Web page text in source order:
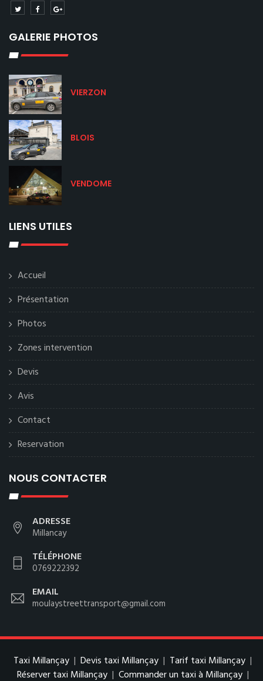
GALERIE PHOTOS
VIERZON
BLOIS
VENDOME
LIENS UTILES
Accueil
Présentation
Photos
Zones intervention
Devis
Avis
Contact
Reservation
NOUS CONTACTER
ADRESSE
Millancay
TÉLÉPHONE
0769222392
EMAIL
moulaystreettransport@gmail.com
Taxi Millançay | Devis taxi Millançay | Tarif taxi Millançay |
Réserver taxi Millançay | Commander un taxi à Millançay |